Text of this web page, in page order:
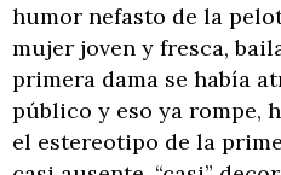
humor nefasto de la
mujer joven y fresca,
primera dama se había
público y eso ya rompe,
el estereotipo de la